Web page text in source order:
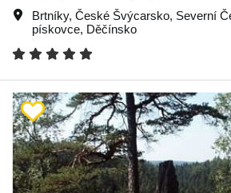
Brtníky, České Švýcarsko, Severní
pískovce, Děčínsko